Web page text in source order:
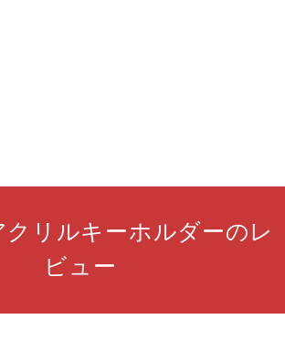
リルキーホルダーのレ
ビュー